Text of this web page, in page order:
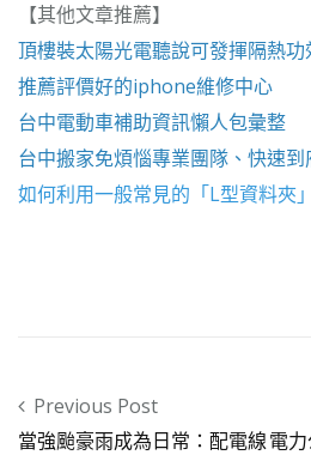
【其他文章推薦】
頂樓裝太陽光電聽說可發揮隔熱功
推薦評價好的iphone維修中心
台中電動車補助資訊懶人包彙整
台中搬家免煩惱專業團隊、快速
如何利用一般常見的「L型資料夾
Post navigation
Previous Post
當強颱豪雨成為日常：配電線電